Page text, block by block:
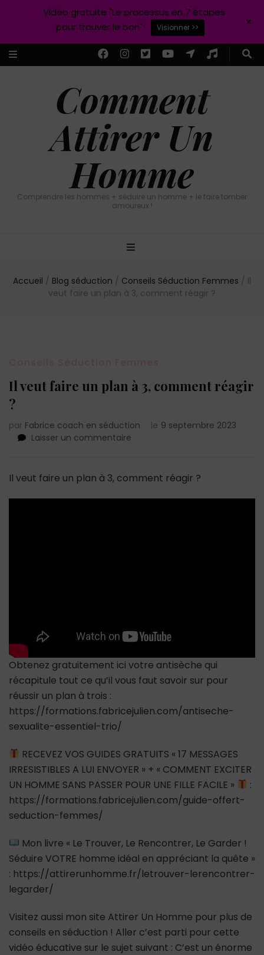
Comment
Attirer Un
Homme
Comprendre les hommes + séduire un homme + le faire tomber
amoureux !
Accueil / Blog séduction / Conseils Séduction Femmes / Il
veut faire un plan à 3, comment réagir ?
Il veut faire un plan à 3, comment réagir
?
par Fabrice coach en séduction le 9 septembre 2023
Laisser un commentaire
faire
plan
Il veut faire un plan à 3, comment réagir ?
Obtenez gratuitement ici votre antisèche qui
récapitule tout ce qu’il vous faut savoir sur pour
réussir un plan à trois :
https://formations.fabricejulien.com/antiseche-
sexualite-essentiel-trio/
RECEVEZ VOS GUIDES GRATUITS « 17 MESSAGES
IRRESISTIBLES A LUI ENVOYER » + « COMMENT EXCITER
UN HOMME SANS PASSER POUR UNE FILLE FACILE »
:
https://formations.fabricejulien.com/guide-offert-
seduction-femmes/
Mon livre « Le Trouver, Le Rencontrer, Le Garder !
Séduire VOTRE homme idéal en appréciant la quête »
: https://attirerunhomme.fr/letrouver-lerencontrer-
legarder/
Visitez aussi mon site Attirer Un Homme pour plus de
conseils en séduction ! Aller c’est parti pour cette
vidéo éducative sur le sujet suivant : C’est un énorme
Vidéo gratuite "Le processus en 7 étapes
pour trouver le bon"
Visionner >> +